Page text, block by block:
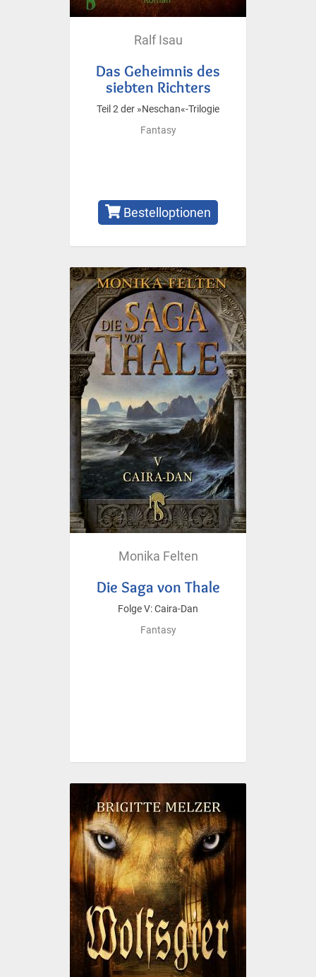
Ralf Isau
Das Geheimnis des
siebten Richters
Teil 2 der »Neschan«-Trilogie
Fantasy
Bestelloptionen
Monika Felten
Die Saga von Thale
Folge V: Caira-Dan
Fantasy